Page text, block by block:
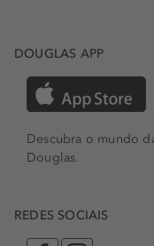
DOUGLAS APP
Descubra o mundo
Douglas.
REDES SOCIAIS